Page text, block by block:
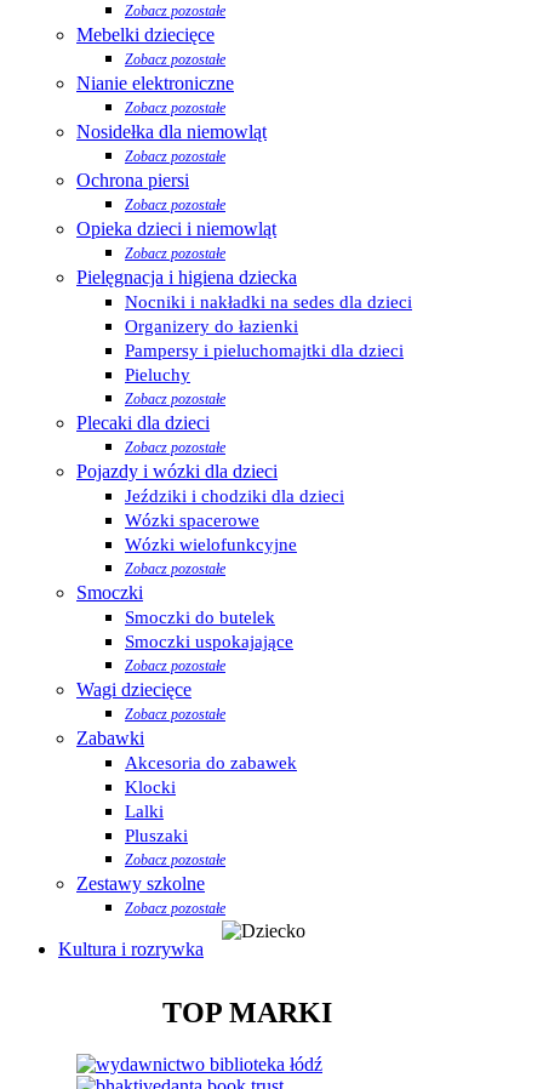
Zobacz pozostałe
Mebelki dziecięce
Zobacz pozostałe
Nianie elektroniczne
Zobacz pozostałe
Nosidełka dla niemowląt
Zobacz pozostałe
Ochrona piersi
Zobacz pozostałe
Opieka dzieci i niemowląt
Zobacz pozostałe
Pielęgnacja i higiena dziecka
Nocniki i nakładki na sedes dla dzieci
Organizery do łazienki
Pampersy i pieluchomajtki dla dzieci
Pieluchy
Zobacz pozostałe
Plecaki dla dzieci
Zobacz pozostałe
Pojazdy i wózki dla dzieci
Jeździki i chodziki dla dzieci
Wózki spacerowe
Wózki wielofunkcyjne
Zobacz pozostałe
Smoczki
Smoczki do butelek
Smoczki uspokajające
Zobacz pozostałe
Wagi dziecięce
Zobacz pozostałe
Zabawki
Akcesoria do zabawek
Klocki
Lalki
Pluszaki
Zobacz pozostałe
Zestawy szkolne
Zobacz pozostałe
Kultura i rozrywka
TOP MARKI